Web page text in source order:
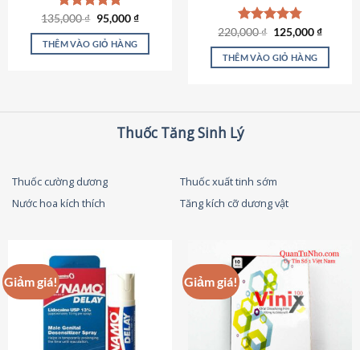
sản
phẩm
Được xếp
hạng4.87
5 sao
135,000₫ Giá
gốc
là:
135,000 ₫.
95,000₫Giá
tại
THÊM VÀO GIỎ HÀNG
Được xếp
hạng4.79
5 sao
220,000₫ Giá
là:
220,000 ₫.
125,000₫Giá
tại
THÊM VÀO GIỎ HÀNG
Thuốc Tăng Sinh Lý
Thuốc cường dương
Thuốc xuất tinh sớm
Nước hoa kích thích
Tăng kích cỡ dương vật
Giảm giá! Giảm giá!